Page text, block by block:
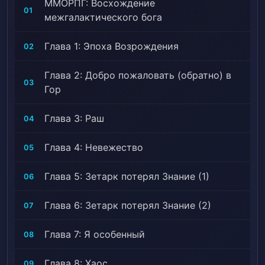
воспользуется мной. Ведь я знаю все о событиях в
01
ММОРПГ: Восхождение
межгалактического бога
02 Глава 1: Эпоха Возрождения
03
Глава 2: Добро пожаловать (обратно) в
Гор
04 Глава 3: Раш
05 Глава 4: Невежество
06 Глава 5: Зетарк потерял Знание (1)
07 Глава 6: Зетарк потерял Знание (2)
08 Глава 7: Я особенный